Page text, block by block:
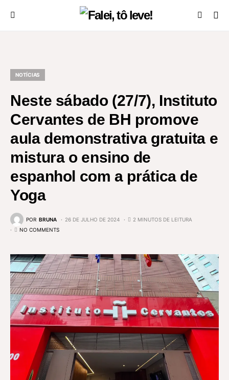
NOTÍCIAS
Neste sábado (27/7), Instituto
Cervantes de BH promove
aula demonstrativa gratuita e
mistura o ensino de
espanhol com a prática de
Yoga
POR BRUNA 26 DE JULHO DE 2024
2 MINUTOS DE LEITURA
NO COMMENTS